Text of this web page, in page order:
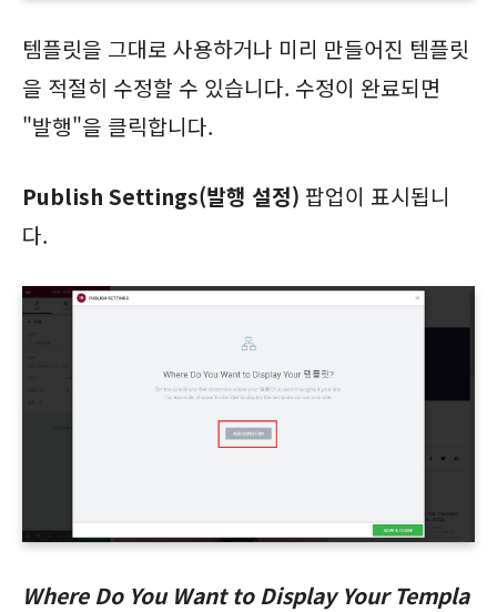
템플릿을 그대로 사용하거나 미리 만들어진 템플릿
을 적절히 수정할 수 있습니다. 수정이 완료되면
"발행"을 클릭합니다.
Publish Settings(발행 설정) 팝업이 표시됩니
다.
Where Do You Want to Display Your Templa